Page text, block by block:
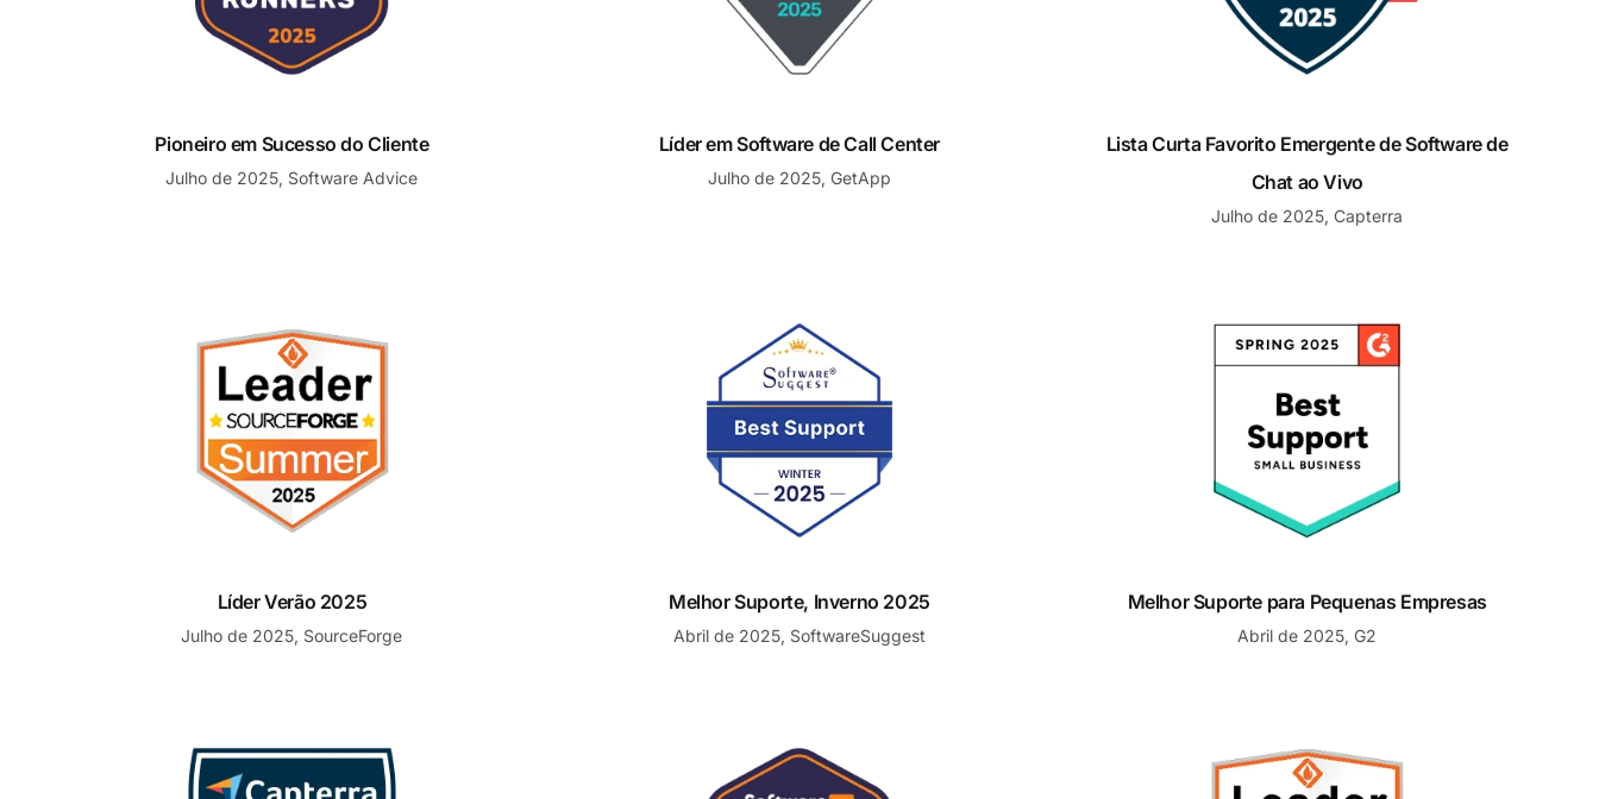
Pioneiro em Sucesso do Cliente
Julho de 2025, Software Advice
Líder em Software de Call Center
Julho de 2025, GetApp
Lista Curta Favorito Emergente de Software de
Chat ao Vivo
Julho de 2025, Capterra
Líder Verão 2025
Julho de 2025, SourceForge
Melhor Suporte, Inverno 2025
Melhor Suporte, Inverno 2025
Abril de 2025, SoftwareSuggest
Melhor Suporte para Pequenas Empresas
Melhor Suporte para Pequenas Empresas
Abril de 2025, G2